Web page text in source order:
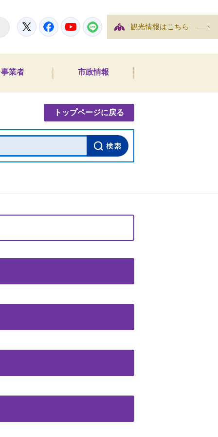
TwitterFacebookYouTubeLINE 観光情報はこちら
事業者 市政情報
トップページに戻る